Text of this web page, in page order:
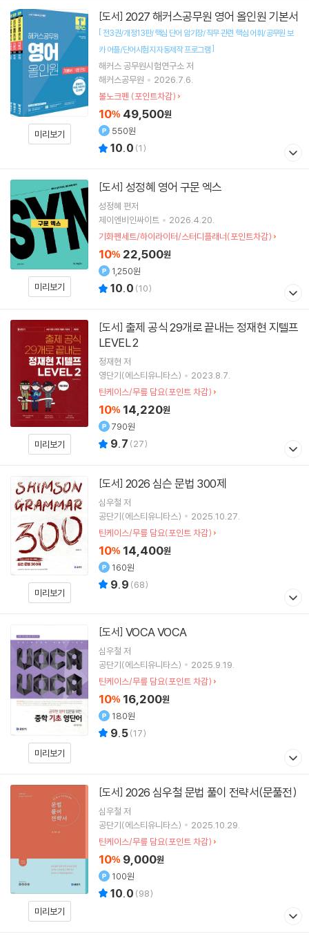
미리보기
[도서] 2027 해커스공무원 영어 올인원 기본서
[ 전3권/개정13판/핵심 단어 암기장/직무 관련 핵심 어휘/공무원 보
카 어플/단어시험지 자동제작 프로그램]
해커스 공무원시험연구소 저
해커스공무원
2026.7.6.
볼노크펜 (포인트차감)
10% 49,500원
550원
10.0 (1)
미리보기
[도서] 성정혜 영어 구문 엑스
성정혜 편저
제이엔비인싸이트
2026.4.20.
기화펜세트/하이라이터/스터디플래너(포인트차감)
10% 22,500원
1,250원
10.0 (10)
미리보기
[도서]
LEVEL 2
정재현 저
영단기(에스티유니타스)
2023.8.7.
틴케이스/무릎 담요(포인트 차감)
10% 14,220원
790원
9.7 (27)
미리보기
[도서] 2026 심슨 문법 300제
심우철 저
공단기(에스티유니타스)
2025.10.27.
틴케이스/무릎 담요(포인트 차감)
10% 14,400원
160원
9.9 (68)
미리보기
[도서] VOCA VOCA
심우철 저
공단기(에스티유니타스)
2025.9.19.
틴케이스/무릎 담요(포인트 차감)
10% 16,200원
180원
9.5(17)
미리보기
[도서] 2026 심우철 문법 풀이 전략서(문풀전)
심우철 저
공단기(에스티유니타스)
2025.10.29.
틴케이스/무릎 담요(포인트 차감)
10% 9,000원
100원
10.0 (98)